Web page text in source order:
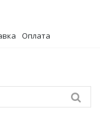
Оплата